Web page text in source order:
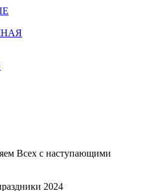
Всех с наступающими